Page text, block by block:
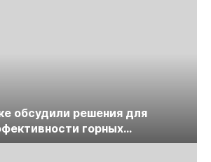
обсудили решения для
горных